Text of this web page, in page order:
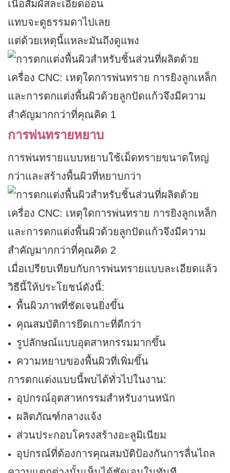
เนื้อสัมผัสละเอียดอ่อน
แทบจะดูธรรมดาไปเลย
แต่ด้วยเหตุนี้แหละมันถึงดูแพง
การพ่นทรายหยาบ
การพ่นทรายแบบหยาบใช้เม็ดทรายขนาดใหญ่
กว่าและสร้างพื้นผิวที่หยาบกว่า
เมื่อเปรียบเทียบกับการพ่นทรายแบบละเอียดแล้ว
วิธีนี้ให้ประโยชน์ดังนี้:
พื้นผิวภาพที่ชัดเจนยิ่งขึ้น
คุณสมบัติการยึดเกาะที่ดีกว่า
รูปลักษณ์แบบอุตสาหกรรมมากขึ้น
ความหยาบของพื้นผิวที่เพิ่มขึ้น
การตกแต่งแบบนี้พบได้ทั่วไปในงาน:
อุปกรณ์อุตสาหกรรมสำหรับงานหนัก
ผลิตภัณฑ์กลางแจ้ง
ส่วนประกอบโครงสร้างอะลูมิเนียม
อุปกรณ์ที่ต้องการคุณสมบัติป้องกันการลื่นไถล